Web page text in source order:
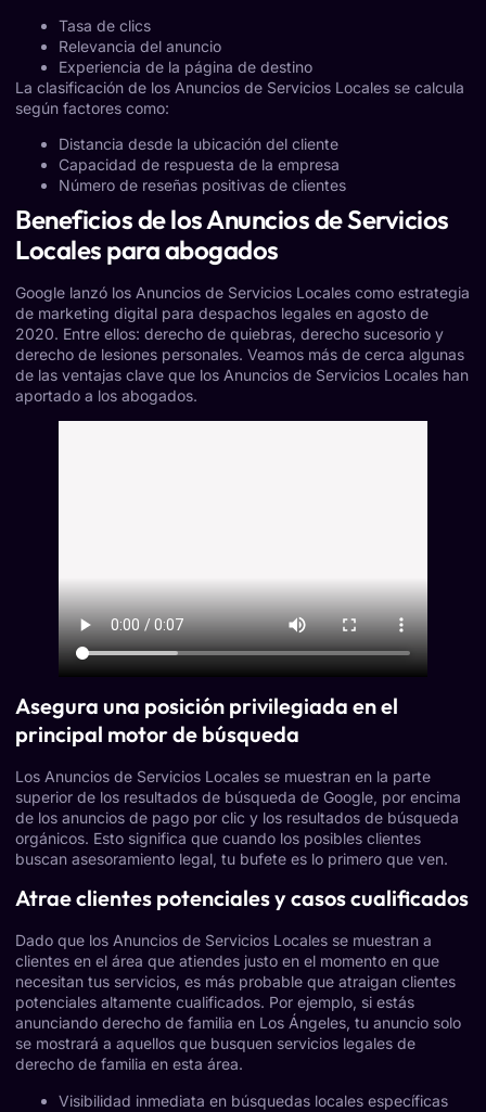
Tasa de clics
Relevancia del anuncio
Experiencia de la página de destino
La clasificación de los Anuncios de Servicios Locales se calcula
según factores como:
Distancia desde la ubicación del cliente
Capacidad de respuesta de la empresa
Número de reseñas positivas de clientes
Beneficios de los Anuncios de Servicios
Locales para abogados
Google lanzó los Anuncios de Servicios Locales como estrategia
de marketing digital para despachos legales en agosto de
2020. Entre ellos: derecho de quiebras, derecho sucesorio y
derecho de lesiones personales. Veamos más de cerca algunas
de las ventajas clave que los Anuncios de Servicios Locales han
aportado a los abogados.
Asegura una posición privilegiada en el
principal motor de búsqueda
Los Anuncios de Servicios Locales se muestran en la parte
superior de los resultados de búsqueda de Google, por encima
de los anuncios de pago por clic y los resultados de búsqueda
orgánicos. Esto significa que cuando los posibles clientes
buscan asesoramiento legal, tu bufete es lo primero que ven.
Atrae clientes potenciales y casos cualificados
Dado que los Anuncios de Servicios Locales se muestran a
clientes en el área que atiendes justo en el momento en que
necesitan tus servicios, es más probable que atraigan clientes
potenciales altamente cualificados. Por ejemplo, si estás
anunciando derecho de familia en Los Ángeles, tu anuncio solo
se mostrará a aquellos que busquen servicios legales de
derecho de familia en esta área.
Visibilidad inmediata en búsquedas locales específicas